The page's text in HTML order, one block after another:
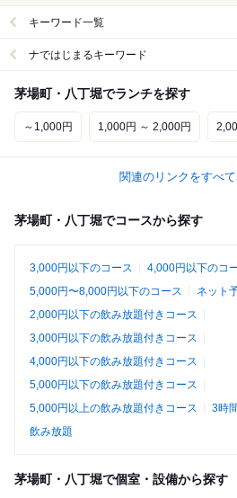
キーワード一覧
ナではじまるキーワード
茅場町・八丁堀でランチを探す
～1,000円 1,000円 ～ 2,000円
関連のリンクをすべ
茅場町・八丁堀でコースから探す
3,000円以下のコース
4,000円以下のコ
5,000円〜8,000円以下のコース
ネット
2,000円以下の飲み放題付きコース
3,000円以下の飲み放題付きコース
4,000円以下の飲み放題付きコース
5,000円以下の飲み放題付きコース
5,000円以上の飲み放題付きコース
3時
飲み放題
茅場町・八丁堀で個室・設備から探す